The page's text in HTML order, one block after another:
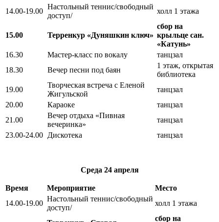
14.00-19.00
Настольный теннис/свободный
доступ/
холл 1 этажа
15.00 Терренкур «Дуняшкин ключ»
сбор на
крыльце сан.
«Катунь»
16.30
Мастер-класс по вокалу
танцзал
18.30
Вечер песни под баян
1 этаж, открытая
библиотека
19.00
Творческая встреча с Еленой
Жигульской
танцзал
20.00
Караоке
танцзал
21.00
Вечер отдыха «Пивная
вечеринка»
танцзал
23.00-24.00 Дискотека танцзал
Среда 24 апреля
Время Мероприятие
Место
14.00-19.00
Настольный теннис/свободный
доступ/
холл 1 этажа
сбор на